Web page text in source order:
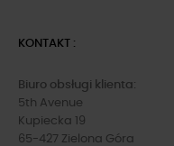
KONTAKT :
Biuro obsługi klienta:
5th Avenue
Kupiecka 19
65-427 Zielona Góra